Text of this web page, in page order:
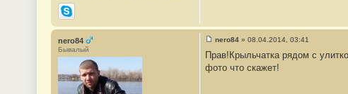
Skype
nero84
Бывалый
о
б
nero84 » 08.04.2014, 03:41
Прав!Крыльчатка рядом с
фото что скажет!